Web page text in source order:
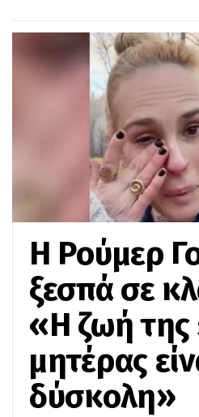
Η Ρούμερ
ξεσπά σε
«Η ζωή
μητέρας
δύσκολη»